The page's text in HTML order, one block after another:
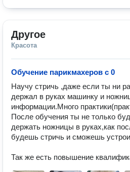
Другое
Красота
Обучение парикмахеров с 0
Научу стричь ,даже если ты ни
держал в руках машинку и
информации.Много
После обучения ты не только
держать ножницы в руках,как
будешь стричь и сможешь
Так же есть повышение